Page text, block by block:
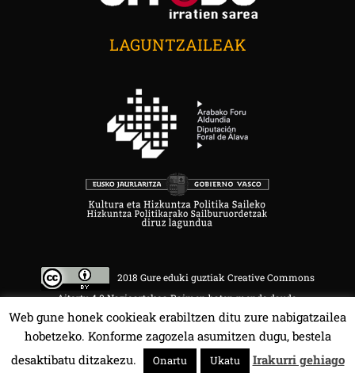
LAGUNTZAILEAK
2018 Gure eduki guztiak Creative Commons
Aitortu 4.0 Nazioartekoa Baimen baten mende daude.
HALA BEDI BAT 107.4 MHz.
Web gune honek cookieak erabiltzen ditu zure nabigatzailea
hobetzeko. Konforme zagozela asumitzen dugu, bestela
desaktibatu ditzakezu.
Onartu Ukatu Irakurri gehiago